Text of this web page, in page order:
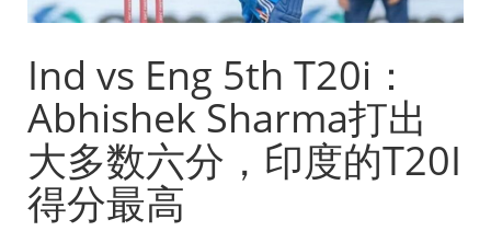
Ind vs Eng 5th T20i：
Abhishek Sharma打出
大多数六分，印度的T20I
得分最高